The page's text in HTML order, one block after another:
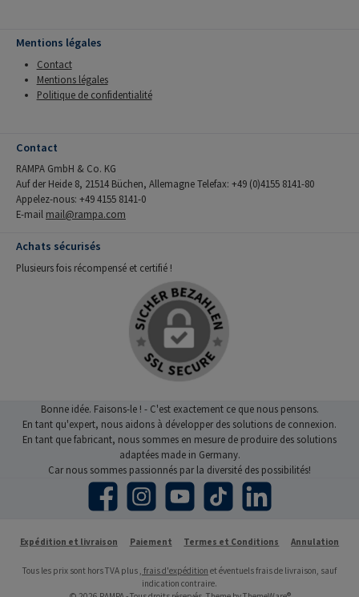
Mentions légales
Contact
Mentions légales
Politique de confidentialité
Contact
RAMPA GmbH & Co. KG
Auf der Heide 8, 21514 Büchen, Allemagne Telefax: +49 (0)4155 8141-80
Appelez-nous: +49 4155 8141-0
E-mail mail@rampa.com
Achats sécurisés
Plusieurs fois récompensé et certifié !
Bonne idée. Faisons-le ! - C'est exactement ce que nous pensons.
En tant qu'expert, nous aidons à développer des solutions de connexion.
En tant que fabricant, nous sommes en mesure de produire des solutions
adaptées made in Germany.
Car nous sommes passionnés par la diversité des possibilités!
Facebook Instagram YouTube TikTok LinkedIn
Expédition et livraison Paiement Termes et Conditions Annulation
Tous les prix sont hors TVA plus , frais d'expédition et éventuels frais de livraison, sauf
indication contraire.